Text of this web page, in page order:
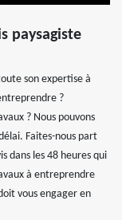
paysagiste
son expertise à
?
? Nous pouvons
Faites-nous part
dans les 48 heures qui
à entreprendre
vous engager en